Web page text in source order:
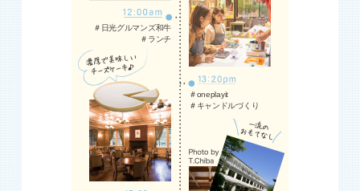
＃日光グルマンズ和牛
＃ランチ
＃oneplayit
＃キャンドルづくり